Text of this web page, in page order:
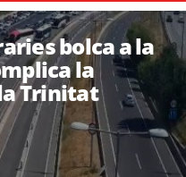
bolca a la
la
Trinitat